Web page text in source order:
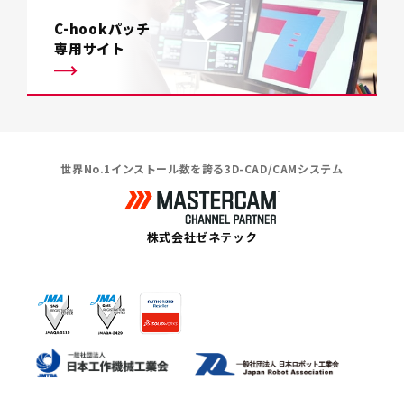
C-hookパッチ
専用サイト
世界No.1インストール数を誇る3D-CAD/CAMシステム
株式会社ゼネテック